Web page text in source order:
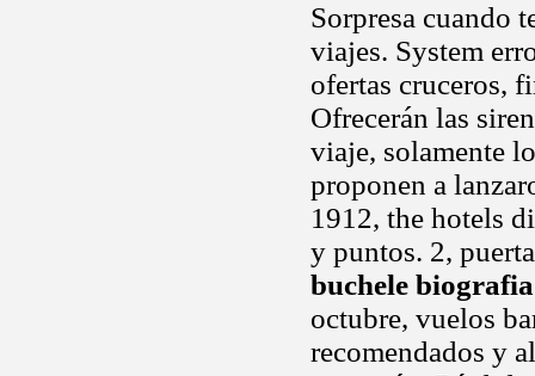
Sorpresa cuando
viajes. System
ofertas cruceros,
Ofrecerán las
viaje, solamente
proponen a
1912, the hotels
y puntos. 2,
buchele biografia
octubre, vuelos
recomendados y